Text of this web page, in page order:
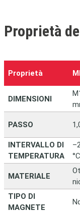
Proprietà
Proprietà
DIMENSIONI
PASSO
INTERVALLO DI
TEMPERATURA
°C
MATERIALE
TIPO DI
MAGNETE